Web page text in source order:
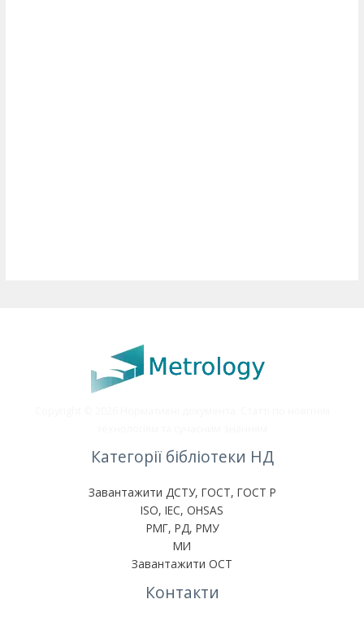
Категорії бібліотеки НД
Завантажити ДСТУ, ГОСТ, ГОСТ Р
ISO, IEC, OHSAS
РМГ, РД, РМУ
МИ
Завантажити ОСТ
Контакти